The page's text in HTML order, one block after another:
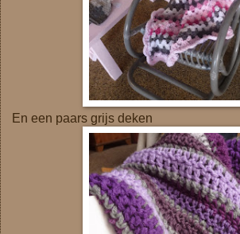
En een paars grijs deken